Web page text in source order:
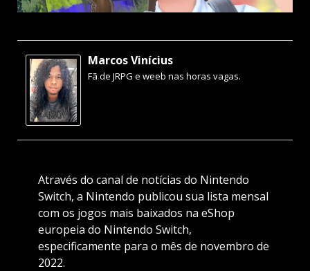
Marcos Vinícius
Fã de JRPG e weeb nas horas vagas.
Através do canal de notícias do Nintendo
Switch, a Nintendo publicou sua lista mensal
com os jogos mais baixados na eShop
europeia do Nintendo Switch,
especificamente para o mês de novembro de
2022.